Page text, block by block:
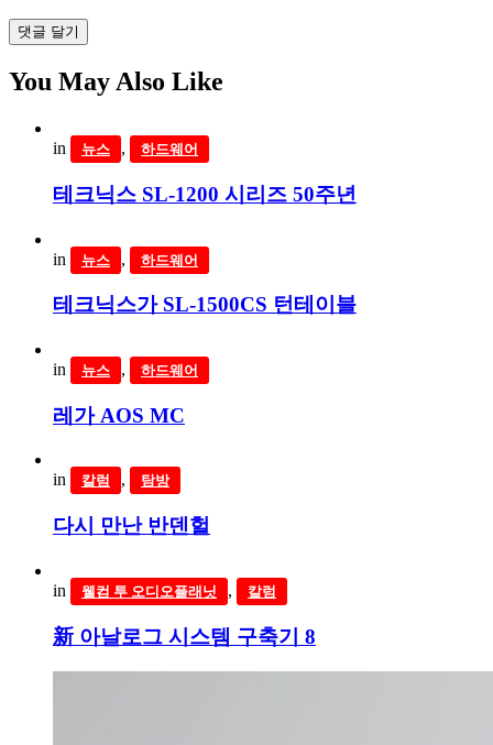
댓글 달기
You May Also Like
in 뉴스 , 하드웨어
테크닉스 SL-1200 시리즈 50주년
in 뉴스 , 하드웨어
테크닉스가 SL-1500CS 턴테이블
in 뉴스 , 하드웨어
레가 AOS MC
in 칼럼 , 탐방
다시 만난 반덴헐
in 웰컴 투 오디오플래닛 , 칼럼
新 아날로그 시스템 구축기 8